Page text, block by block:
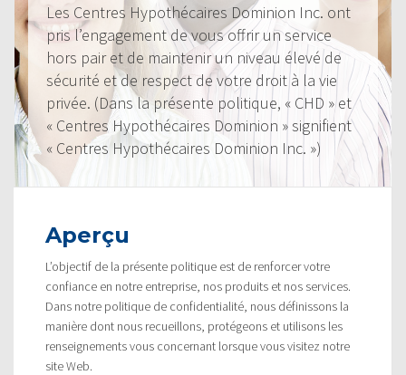
Les Centres Hypothécaires Dominion Inc. ont
pris l’engagement de vous offrir un service
hors pair et de maintenir un niveau élevé de
sécurité et de respect de votre droit à la vie
privée. (Dans la présente politique, « CHD » et
« Centres Hypothécaires Dominion » signifient
« Centres Hypothécaires Dominion Inc. »)
Aperçu
L’objectif de la présente politique est de renforcer votre
confiance en notre entreprise, nos produits et nos services.
Dans notre politique de confidentialité, nous définissons la
manière dont nous recueillons, protégeons et utilisons les
renseignements vous concernant lorsque vous visitez notre
site Web.